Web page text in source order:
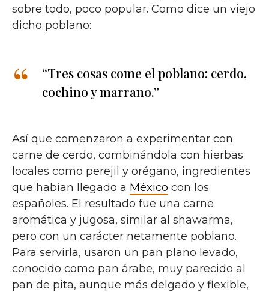
sobre todo, poco popular. Como dice un viejo
dicho poblano:
“Tres cosas come el poblano: cerdo,
cochino y marrano.”
Así que comenzaron a experimentar con
carne de cerdo, combinándola con hierbas
locales como perejil y orégano, ingredientes
que habían llegado a México con los
españoles. El resultado fue una carne
aromática y jugosa, similar al shawarma,
pero con un carácter netamente poblano.
Para servirla, usaron un pan plano levado,
conocido como pan árabe, muy parecido al
pan de pita, aunque más delgado y flexible,